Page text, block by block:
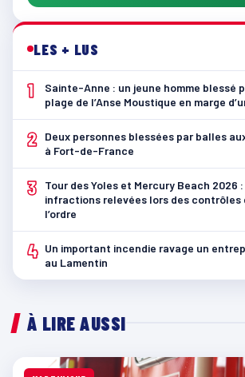
LES + LUS
1
Sainte-Anne : un jeune homme blessé
plage de l’Anse Moustique en marge
2
Deux personnes blessées par balles
à Fort-de-France
3
Tour des Yoles et Mercury Beach 2026
infractions relevées lors des contrôles
l’ordre
4 Un important incendie ravage un
au Lamentin
À LIRE AUSSI